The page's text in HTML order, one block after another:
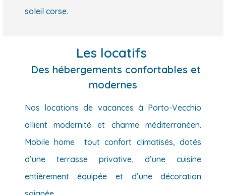
soleil corse.
Les locatifs
Des hébergements confortables et
modernes
Nos locations de vacances à Porto-Vecchio
allient modernité et charme méditerranéen.
Mobile home tout confort climatisés, dotés
d’une terrasse privative, d’une cuisine
entièrement équipée et d’une décoration